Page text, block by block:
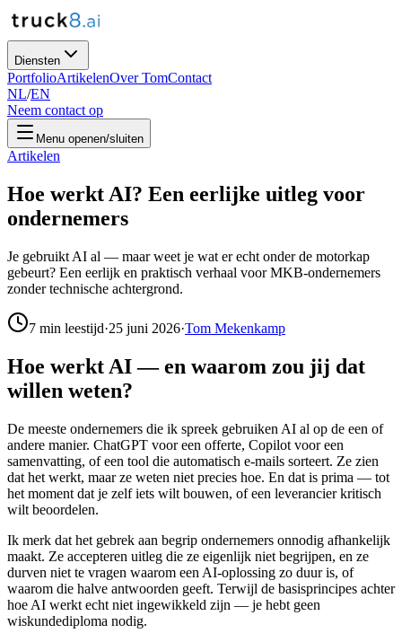
Diensten
PortfolioArtikelenOver TomContact
NL/EN
Neem contact op
Menu openen/sluiten
Artikelen
Hoe werkt AI? Een eerlijke uitleg voor
ondernemers
Je gebruikt AI al — maar weet je wat er echt onder de motorkap
gebeurt? Een eerlijk en praktisch verhaal voor MKB-ondernemers
zonder technische achtergrond.
7 min leestijd·25 juni 2026·Tom Mekenkamp
Hoe werkt AI — en waarom zou jij dat
willen weten?
De meeste ondernemers die ik spreek gebruiken AI al op de een of
andere manier. ChatGPT voor een offerte, Copilot voor een
samenvatting, of een tool die automatisch e-mails sorteert. Ze zien
dat het werkt, maar ze weten niet precies hoe. En dat is prima — tot
het moment dat je zelf iets wilt bouwen, of een leverancier kritisch
wilt beoordelen.
Ik merk dat het gebrek aan begrip ondernemers onnodig afhankelijk
maakt. Ze accepteren uitleg die ze eigenlijk niet begrijpen, en ze
durven niet te vragen waarom een AI-oplossing zo duur is, of
waarom die halve antwoorden geeft. Terwijl de basisprincipes achter
hoe AI werkt echt niet ingewikkeld zijn — je hebt geen
wiskundediploma nodig.